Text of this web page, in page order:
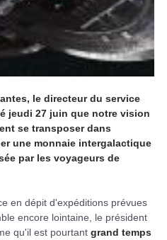
le directeur du service
jeudi 27 juin que notre vision
se transposer dans
une monnaie intergalactique
par les voyageurs de
en dépit d'expéditions prévues
encore lointaine, le président
qu'il est pourtant grand temps